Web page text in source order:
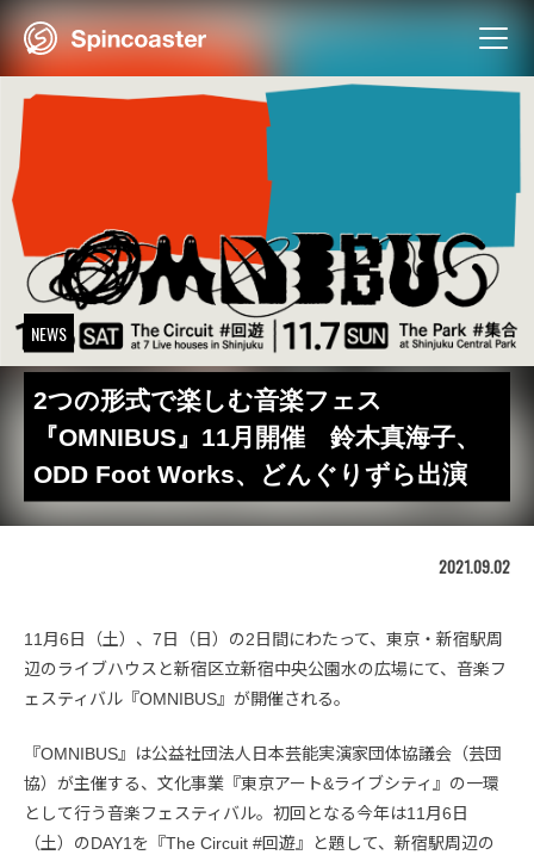
Skip
NEWS
2つの形式で楽しむ音楽フェス
『OMNIBUS』11月開催 鈴木真海子、
ODD Foot Works、どんぐりずら出演
2021.09.02
11月6日（土）、7日（日）の2日間にわたって、東京・新宿駅周
辺のライブハウスと新宿区立新宿中央公園水の広場にて、音楽フ
ェスティバル『OMNIBUS』が開催される。
『OMNIBUS』は公益社団法人日本芸能実演家団体協議会（芸団
協）が主催する、文化事業『東京アート&ライブシティ』の一環
として行う音楽フェスティバル。初回となる今年は11月6日
（土）のDAY1を『The Circuit #回遊』と題して、新宿駅周辺の